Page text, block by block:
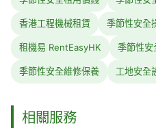
香港工程機械租賃 季節性安全
租機易 RentEasyHK 季節性安
季節性安全維修保養 工地安全
相關服務